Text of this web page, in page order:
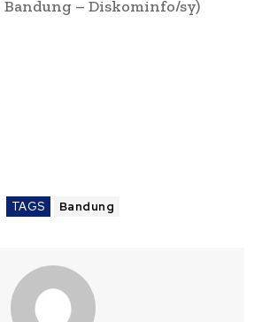
Bandung – Diskominfo/sy)
TAGS Bandung